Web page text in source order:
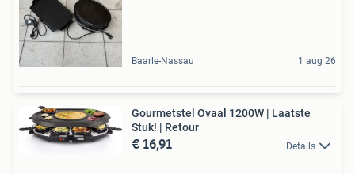
Baarle-Nassau 1 aug 26
Gourmetstel Ovaal 1200W | Laatste
Stuk! | Retour
€ 16,91 Details